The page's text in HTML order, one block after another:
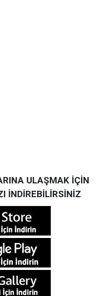
ULAŞMAK İÇİN
İNDİREBİLİRSİNİZ